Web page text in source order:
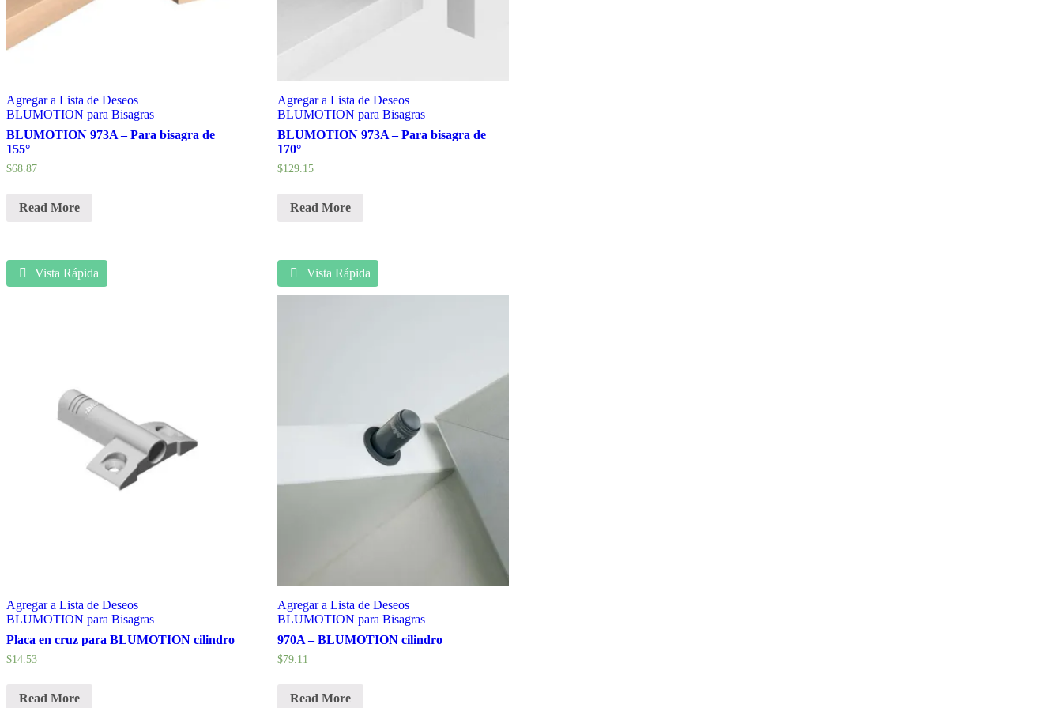
Agregar a Lista de Deseos
BLUMOTION para Bisagras
BLUMOTION 973A – Para bisagra de
155°
$68.87
Read More
Agregar a Lista de Deseos
BLUMOTION para Bisagras
BLUMOTION 973A – Para bisagra de
170°
$129.15
Read More
Vista Rápida
Agregar a Lista de Deseos
BLUMOTION para Bisagras
Placa en cruz para BLUMOTION cilindro
$14.53
Read More
Vista Rápida
Agregar a Lista de Deseos
BLUMOTION para Bisagras
970A – BLUMOTION cilindro
$79.11
Read More